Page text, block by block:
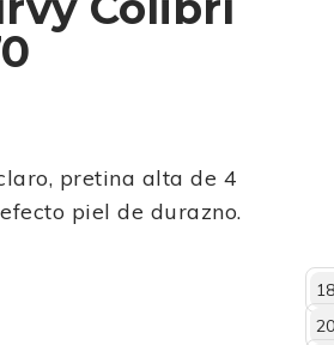
pretina alta de 4
piel de durazno.
18
20